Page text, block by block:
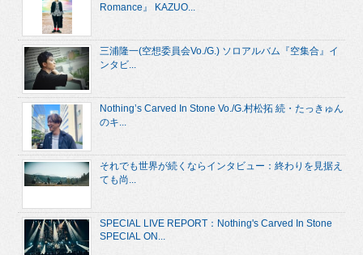
Romance』 KAZUO...
三浦隆一(空想委員会Vo./G.) ソロアルバム『空集合』イ
ンタビ...
Nothing’s Carved In Stone Vo./G.村松拓 続・たっきゅん
のキ...
それでも世界が続くならインタビュー：終わりを見据え
ても尚...
SPECIAL LIVE REPORT：Nothing's Carved In Stone
SPECIAL ON...